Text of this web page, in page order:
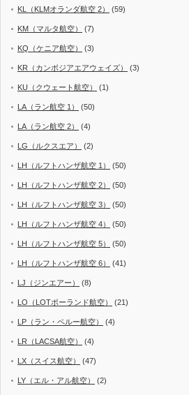
KL（KLMオランダ航空 2） (59)
KM（マルタ航空） (7)
KQ（ケニア航空） (3)
KR（カンボジアエアウェイズ） (3)
KU（クウェート航空） (1)
LA（ラン航空 1） (50)
LA（ラン航空 2） (4)
LG（ルクスエア） (2)
LH（ルフトハンザ航空 1） (50)
LH（ルフトハンザ航空 2） (50)
LH（ルフトハンザ航空 3） (50)
LH（ルフトハンザ航空 4） (50)
LH（ルフトハンザ航空 5） (50)
LH（ルフトハンザ航空 6） (41)
LJ（ジンエアー） (8)
LO（LOTポーランド航空） (21)
LP（ラン・ペルー航空） (4)
LR（LACSA航空） (4)
LX（スイス航空） (47)
LY（エル・アル航空） (2)